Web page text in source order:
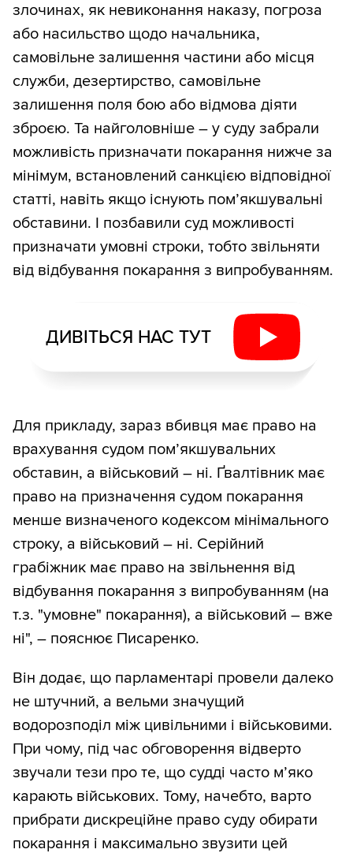
злочинах, як невиконання наказу, погроза
або насильство щодо начальника,
самовільне залишення частини або місця
служби, дезертирство, самовільне
залишення поля бою або відмова діяти
зброєю. Та найголовніше – у суду забрали
можливість призначати покарання нижче за
мінімум, встановлений санкцією відповідної
статті, навіть якщо існують пом’якшувальні
обставини. І позбавили суд можливості
призначати умовні строки, тобто звільняти
від відбування покарання з випробуванням.
ДИВІТЬСЯ НАС ТУТ
Для прикладу, зараз вбивця має право на
врахування судом пом’якшувальних
обставин, а військовий – ні. Ґвалтівник має
право на призначення судом покарання
менше визначеного кодексом мінімального
строку, а військовий – ні. Серійний
грабіжник має право на звільнення від
відбування покарання з випробуванням (на
т.з. "умовне" покарання), а військовий – вже
ні", – пояснює Писаренко.
Він додає, що парламентарі провели далеко
не штучний, а вельми значущий
водорозподіл між цивільними і військовими.
При чому, під час обговорення відверто
звучали тези про те, що судді часто м’яко
карають військових. Тому, начебто, варто
прибрати дискреційне право суду обирати
покарання і максимально звузити цей